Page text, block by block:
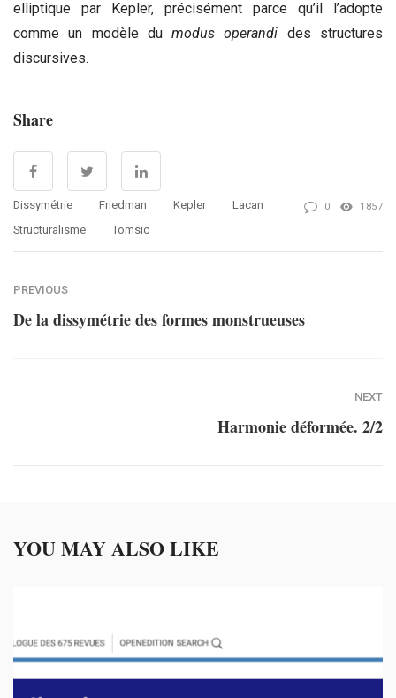
elliptique par Kepler, précisément parce qu’il l’adopte
comme un modèle dumodus operandi des structures
discursives.
Share
Dissymétrie Friedman Kepler
Lacan
Structuralisme
Tomsic
0 1857
PREVIOUS
De la dissymétrie des formes monstrueuses
NEXT
Harmonie déformée. 2/2
YOU MAY ALSO LIKE